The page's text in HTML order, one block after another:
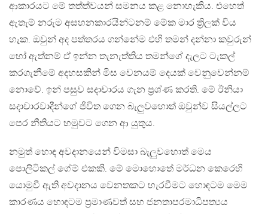
ආකාරයට මේ තත්ත්වයන් සමනය කළ නොහැකිය. එහෙත්
ඇතැම් නරුම අසහනකාරයින්ටනම් මේක මාර ත්‍රිලක් විය
හැක. ඔවුන් අද පත්තරය ගන්නේම එහි තමන් දන්නා කවුරුන්
හෝ ඇත්නම් ඒ ඉන්න තැනැත්තිය තමන්ගේ දැලට ටැකල්
කරගැනීමේ අදහසකින් මිස වෙනයම් දෙයක් වෙනුවෙන්නම්
නොවේ. ඉන් පසුව සදාචාරය ගැන ප්‍රශ්ණ කරති. මේ ඊනියා
සදාචාරවාදීන්ගේ ජීවිත ගෙන බැලුවහොත් ඔවුන්ව සියල්ලට
පෙර නීතියට හමුවට ගෙන ආ යුතුය.
නමුත් හොඳ අවදානයෙන් විමසා බැලුවහොත් මෙය
පොලිටිකල් ගේම් එකකි. මේ මොහොතේ මර්ධන කෙරෙහි
යොමුවී ඇති අවදානය වෙනතකට හැරවීමට හොඳටම මෙම
කාරණය හොඳටම ප්‍රමාණවත් සහ ජනතාපරමාධිපත්‍යය